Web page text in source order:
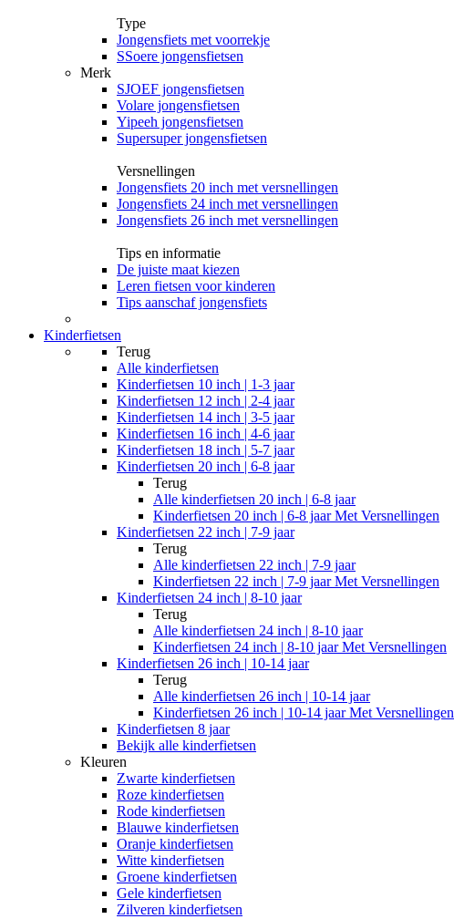
Type
Jongensfiets met voorrekje
SSoere jongensfietsen
Merk
SJOEF jongensfietsen
Volare jongensfietsen
Yipeeh jongensfietsen
Supersuper jongensfietsen
Versnellingen
Jongensfiets 20 inch met versnellingen
Jongensfiets 24 inch met versnellingen
Jongensfiets 26 inch met versnellingen
Tips en informatie
De juiste maat kiezen
Leren fietsen voor kinderen
Tips aanschaf jongensfiets
Kinderfietsen
Terug
Alle kinderfietsen
Kinderfietsen 10 inch | 1-3 jaar
Kinderfietsen 12 inch | 2-4 jaar
Kinderfietsen 14 inch | 3-5 jaar
Kinderfietsen 16 inch | 4-6 jaar
Kinderfietsen 18 inch | 5-7 jaar
Kinderfietsen 20 inch | 6-8 jaar
Terug
Alle kinderfietsen 20 inch | 6-8 jaar
Kinderfietsen 20 inch | 6-8 jaar Met Versnellingen
Kinderfietsen 22 inch | 7-9 jaar
Terug
Alle kinderfietsen 22 inch | 7-9 jaar
Kinderfietsen 22 inch | 7-9 jaar Met Versnellingen
Kinderfietsen 24 inch | 8-10 jaar
Terug
Alle kinderfietsen 24 inch | 8-10 jaar
Kinderfietsen 24 inch | 8-10 jaar Met Versnellingen
Kinderfietsen 26 inch | 10-14 jaar
Terug
Alle kinderfietsen 26 inch | 10-14 jaar
Kinderfietsen 26 inch | 10-14 jaar Met Versnellingen
Kinderfietsen 8 jaar
Bekijk alle kinderfietsen
Kleuren
Zwarte kinderfietsen
Roze kinderfietsen
Rode kinderfietsen
Blauwe kinderfietsen
Oranje kinderfietsen
Witte kinderfietsen
Groene kinderfietsen
Gele kinderfietsen
Zilveren kinderfietsen